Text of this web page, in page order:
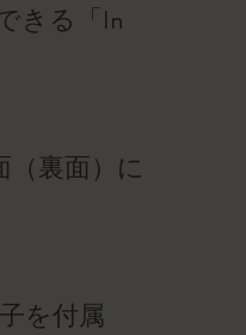
きる「In
裏面）に
を付属